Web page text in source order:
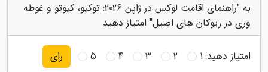
به "راهنمای اقامت لوکس در ژاپن 2026: توکیو، کیوتو و غوطه
وری در ریوکان های اصیل" امتیاز دهید
امتیاز دهید:1
2
3
4
5 رای